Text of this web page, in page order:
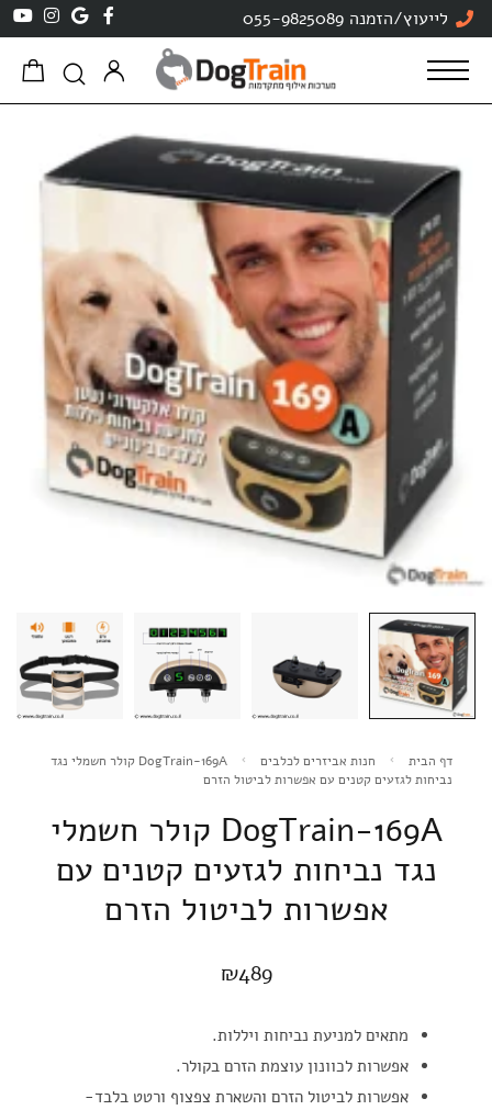
לייעוץ/הזמנה 055-9825089
דף הבית חנות אביזרים לכלבים
DogTrain-169A קולר חשמלי נגד
נביחות לגזעים קטנים עם אפשרות לביטול הזרם
DogTrain-169A קולר חשמלי
נגד נביחות לגזעים קטנים עם
אפשרות לביטול הזרם
₪489
מתאים למניעת נביחות ויללות.
אפשרות לכוונון עוצמת הזרם בקולר.
אפשרות לביטול הזרם והשארת צפצוף ורטט בלבד-